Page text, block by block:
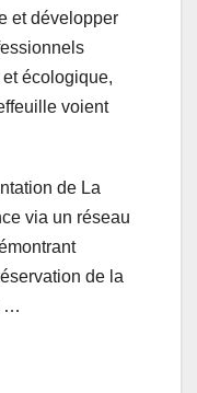
et développer
écologique,
voient
de La
via un réseau
de la
…